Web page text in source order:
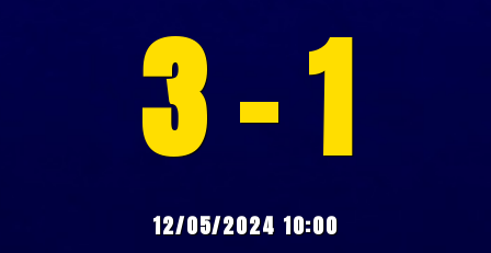
3 - 1
12/05/2024 10:00